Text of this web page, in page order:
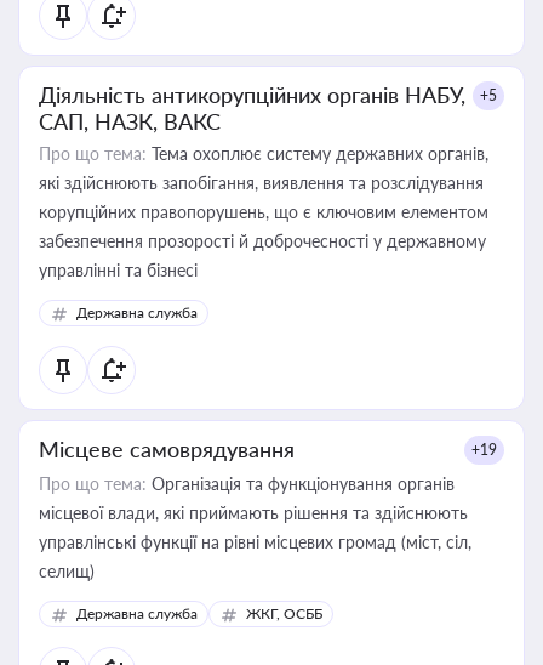
Діяльність антикорупційних органів НАБУ,
САП, НАЗК, ВАКС
+5
Про що тема: Тема охоплює систему державних органів,
які здійснюють запобігання, виявлення та розслідування
корупційних правопорушень, що є ключовим елементом
забезпечення прозорості й доброчесності у державному
управлінні та бізнесі
Державна служба
Місцеве самоврядування +19
Про що тема: Організація та функціонування органів
місцевої влади, які приймають рішення та здійснюють
управлінські функції на рівні місцевих громад (міст, сіл,
селищ)
Державна служба ЖКГ, ОСББ